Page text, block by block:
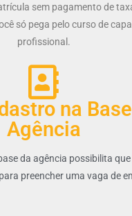
sem pagamento de
só pega pelo curso de
profissional.
na
Agência
da agência possibilita
preencher uma vaga de